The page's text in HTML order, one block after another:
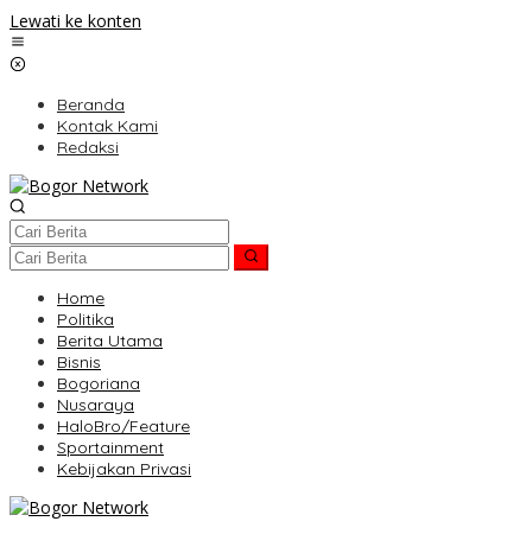
Lewati ke konten
Beranda
Kontak Kami
Redaksi
Home
Politika
Berita Utama
Bisnis
Bogoriana
Nusaraya
HaloBro/Feature
Sportainment
Kebijakan Privasi